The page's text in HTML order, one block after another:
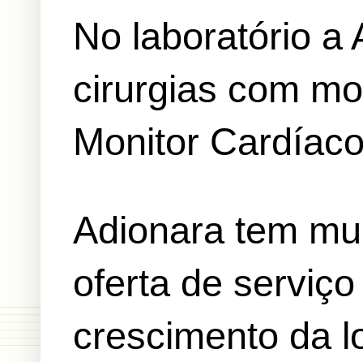
No laboratório a
cirurgias com
Monitor
Adionara tem
oferta de
crescimento da